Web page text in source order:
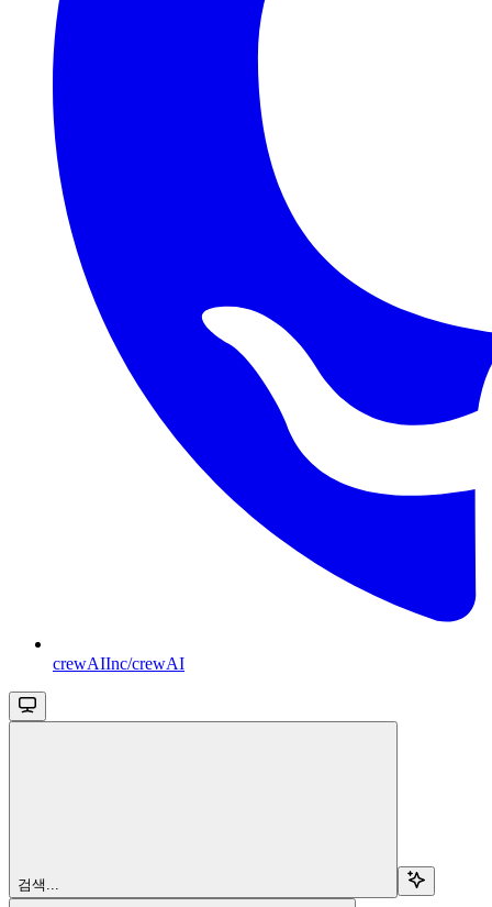
crewAIInc/crewAI
검색...